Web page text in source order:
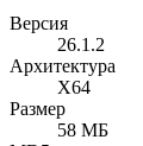
Версия
26.1.2
Архитектура
X64
Размер
58 МБ